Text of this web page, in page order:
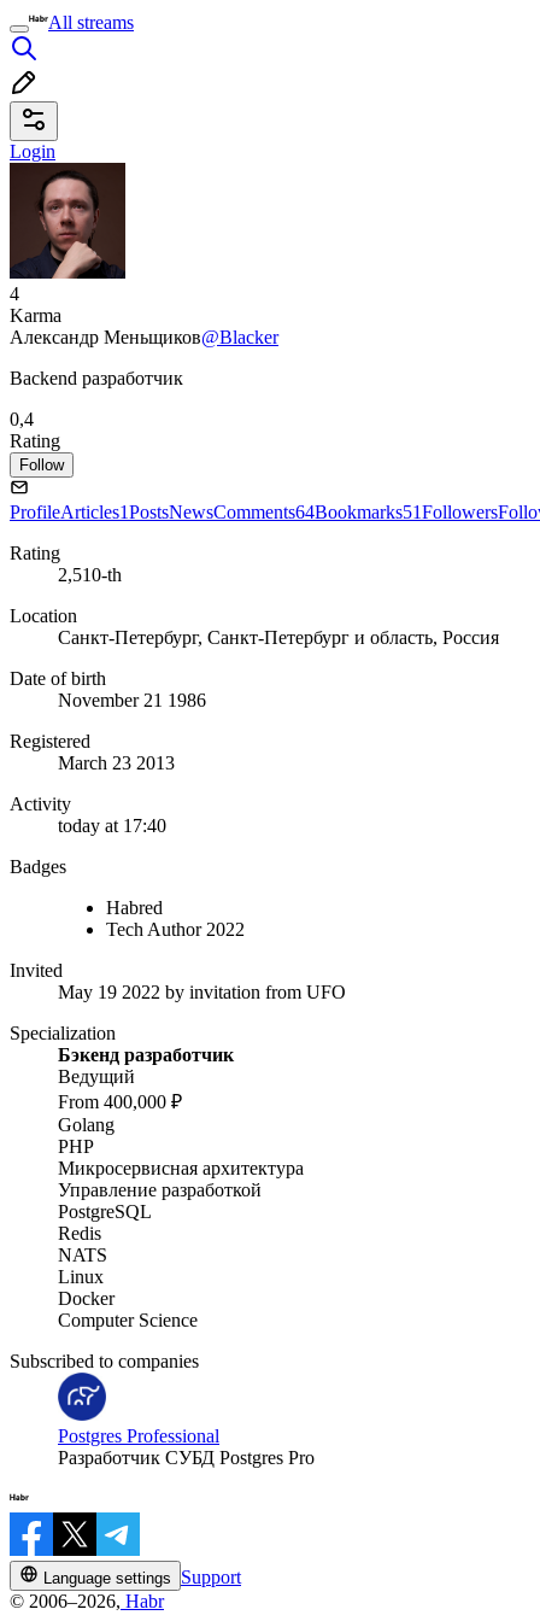
All streams
Login
4
Karma
Александр Меньщиков@Blacker
Backend разработчик
0,4
Rating
Follow
ProfileArticles1PostsNewsComments64Bookmarks51Followers
Rating
2,510-th
Location
Санкт-Петербург, Санкт-Петербург и область, Россия
Date of birth
November 21 1986
Registered
March 23 2013
Activity
today at 17:40
Badges
Habred
Tech Author 2022
Invited
May 19 2022 by invitation from UFO
Specialization
Бэкенд разработчик
Ведущий
From 400,000 ₽
Golang
PHP
Микросервисная архитектура
Управление разработкой
PostgreSQL
Redis
NATS
Linux
Docker
Computer Science
Subscribed to companies
Postgres Professional
Разработчик СУБД Postgres Pro
Language settings
Support
© 2006–2026, Habr